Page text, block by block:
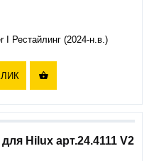
I Рестайлинг (2024-н.в.)

Hilux арт.24.4111 V2